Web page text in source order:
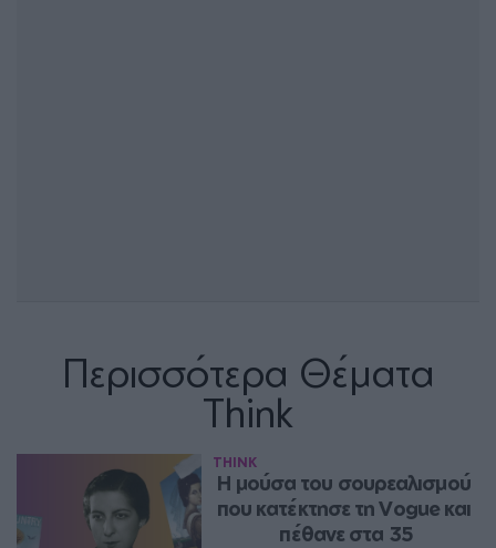
Περισσότερα Θέματα
Think
THINK
Η μούσα του σουρεαλισμού
που κατέκτησε τη Vogue και
πέθανε στα 35